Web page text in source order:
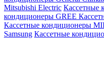
Mitsubishi Electric Кассетные
кондиционеры GREE
Кассетные кондиционеры
Samsung Кассетные